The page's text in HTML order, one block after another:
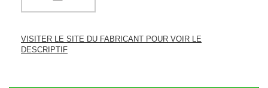
VISITER LE SITE DU FABRICANT POUR VOIR LE
DESCRIPTIF